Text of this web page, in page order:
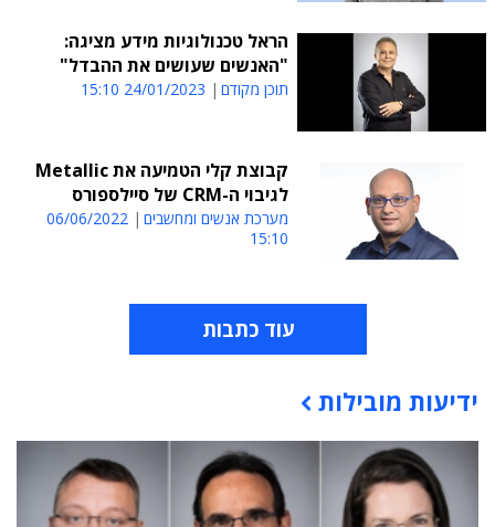
הראל טכנולוגיות מידע מציגה:
"האנשים שעושים את ההבדל"
תוכן מקודם 24/01/2023 15:10
קבוצת קלי הטמיעה את Metallic
לגיבוי ה-CRM של סיילספורס
מערכת אנשים ומחשבים
06/06/2022
15:10
עוד כתבות
תוכן פרסומי
ידיעות מובילות